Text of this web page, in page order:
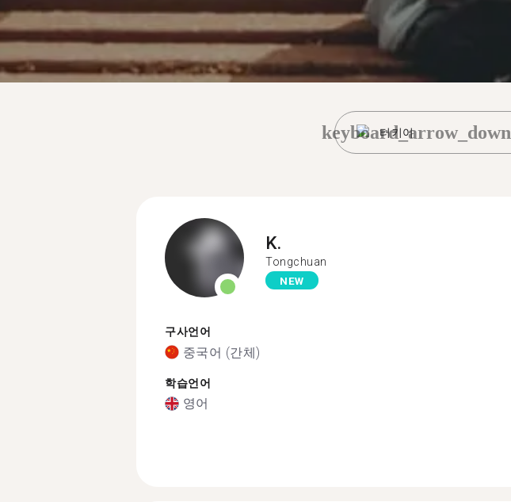
터키어
keyboard_arrow_down
K.
Tongchuan
NEW
구사언어
중국어 (간체)
학습언어
영어